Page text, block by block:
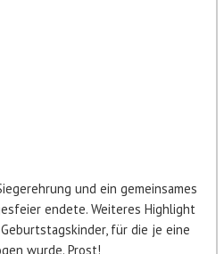
und ein gemeinsames
endete. Weiteres Highlight
für die je eine
wurde. Prost!